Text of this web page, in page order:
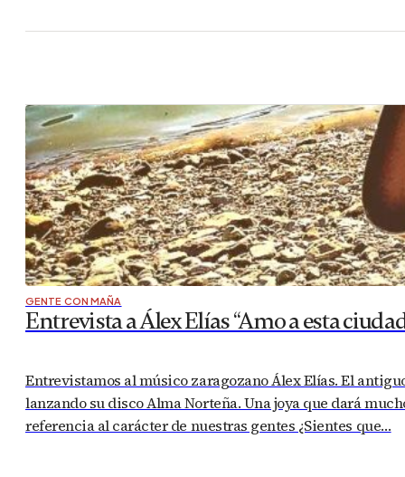
GENTE CON MAÑA
Entrevista a Álex Elías “Amo a esta
Entrevistamos al músico zaragozano Álex Elías. El
lanzando su disco Alma Norteña. Una joya que dará
referencia al carácter de nuestras gentes ¿Sientes que…